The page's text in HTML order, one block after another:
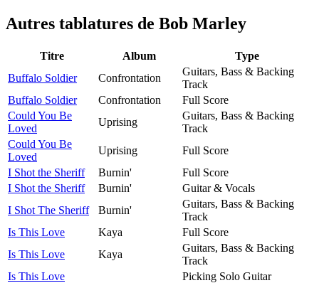
Autres tablatures de Bob Marley
Titre Album
Type
Buffalo Soldier
Confrontation
Guitars, Bass & Backing
Track
Buffalo Soldier
Confrontation
Full Score
Could You Be
Loved
Uprising
Guitars, Bass & Backing
Track
Could You Be
Loved
Uprising
Full Score
I Shot the Sheriff
Burnin'
Full Score
I Shot the Sheriff
Burnin'
Guitar & Vocals
I Shot The Sheriff
Burnin'
Guitars, Bass & Backing
Track
Is This Love
Kaya
Full Score
Is This Love
Kaya
Guitars, Bass & Backing
Track
Is This Love
Picking Solo Guitar